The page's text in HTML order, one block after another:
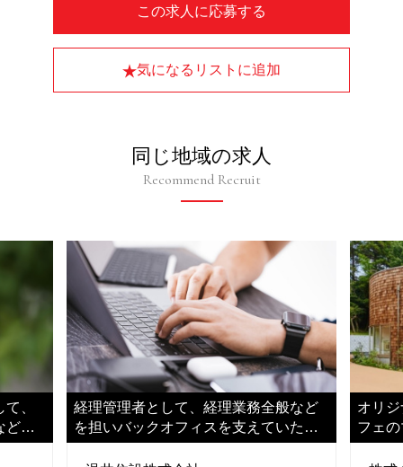
この求人に応募する
気になるリストに追加
同じ地域の求人
Recommend Recruit
、
どを
経理管理者として、経理業務全般など
を担いバックオフィスを支えていただ
きます
オリ
フェ
きます